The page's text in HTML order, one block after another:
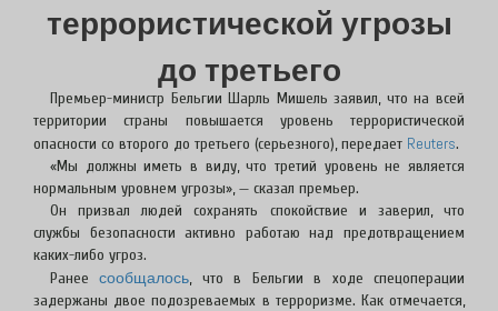
террористической угрозы
до третьего
Премьер-министр Бельгии Шарль Мишель заявил, что на всей
территории страны повышается уровень террористической
опасности со второго до третьего (серьезного), передает Reuters.
«Мы должны иметь в виду, что третий уровень не является
нормальным уровнем угрозы», — сказал премьер.
Он призвал людей сохранять спокойствие и заверил, что
службы безопасности активно работаю над предотвращением
каких-либо угроз.
Ранеесообщалось, что в Бельгии в ходе спецоперации
задержаны двое подозреваемых в терроризме. Как отмечается,